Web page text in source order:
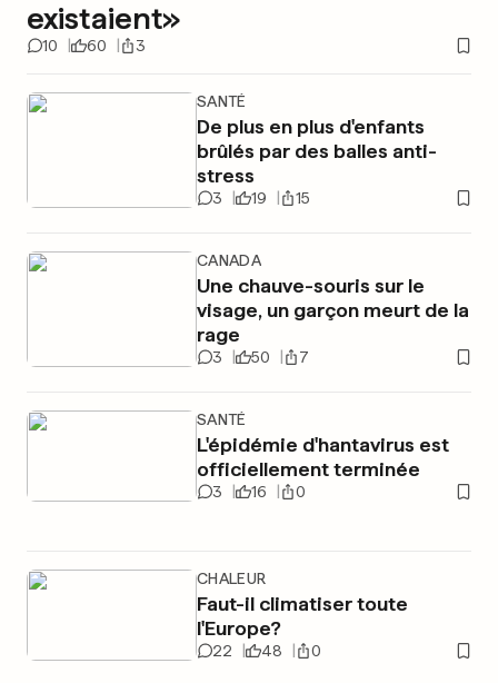
existaient»
10 60 3
SANTÉ
De plus en plus d'enfants
brûlés par des balles anti-
stress
3 19 15
CANADA
Une chauve-souris sur le
visage, un garçon meurt de la
rage
3 50 7
SANTÉ
L'épidémie d'hantavirus est
officiellement terminée
3 16 0
CHALEUR
Faut-il climatiser toute
l'Europe?
22 48 0